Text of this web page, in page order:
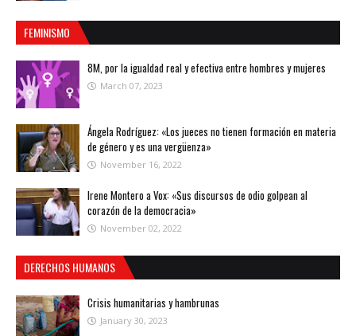
FEMINISMO
8M, por la igualdad real y efectiva entre hombres y mujeres
March 07, 2023
Ángela Rodríguez: «Los jueces no tienen formación en materia
de género y es una vergüenza»
November 16, 2022
Irene Montero a Vox: «Sus discursos de odio golpean al
corazón de la democracia»
November 02, 2022
DERECHOS HUMANOS
Crisis humanitarias y hambrunas
January 30, 2023